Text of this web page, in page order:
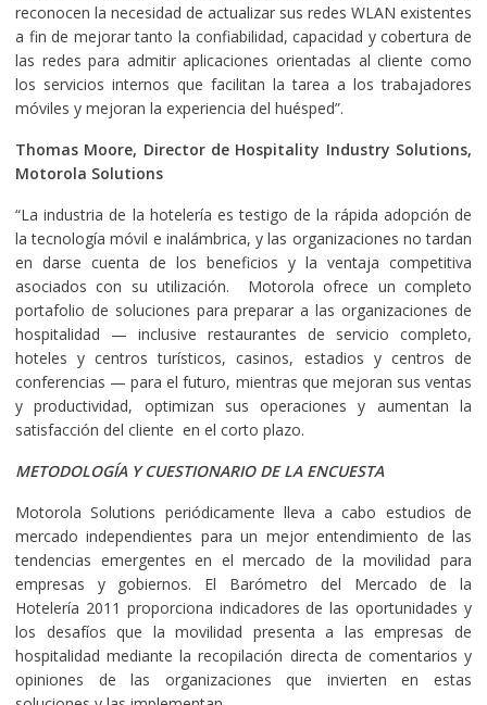
reconocen la necesidad de actualizar sus redes WLAN existentes
a fin de mejorar tanto la confiabilidad, capacidad y cobertura de
las redes para admitir aplicaciones orientadas al cliente como
los servicios internos que facilitan la tarea a los trabajadores
móviles y mejoran la experiencia del huésped”.
Thomas Moore, Director de Hospitality Industry Solutions,
Motorola Solutions
“La industria de la hotelería es testigo de la rápida adopción de
la tecnología móvil e inalámbrica, y las organizaciones no tardan
en darse cuenta de los beneficios y la ventaja competitiva
asociados con su utilización. Motorola ofrece un completo
portafolio de soluciones para preparar a las organizaciones de
hospitalidad — inclusive restaurantes de servicio completo,
hoteles y centros turísticos, casinos, estadios y centros de
conferencias — para el futuro, mientras que mejoran sus ventas
y productividad, optimizan sus operaciones y aumentan la
satisfacción del cliente en el corto plazo.
METODOLOGÍA Y CUESTIONARIO DE LA ENCUESTA
Motorola Solutions periódicamente lleva a cabo estudios de
mercado independientes para un mejor entendimiento de las
tendencias emergentes en el mercado de la movilidad para
empresas y gobiernos. El Barómetro del Mercado de la
Hotelería 2011 proporciona indicadores de las oportunidades y
los desafíos que la movilidad presenta a las empresas de
hospitalidad mediante la recopilación directa de comentarios y
opiniones de las organizaciones que invierten en estas